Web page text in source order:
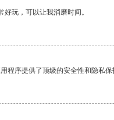
好玩，可以让我消磨时间。
程序提供了顶级的安全性和隐私保